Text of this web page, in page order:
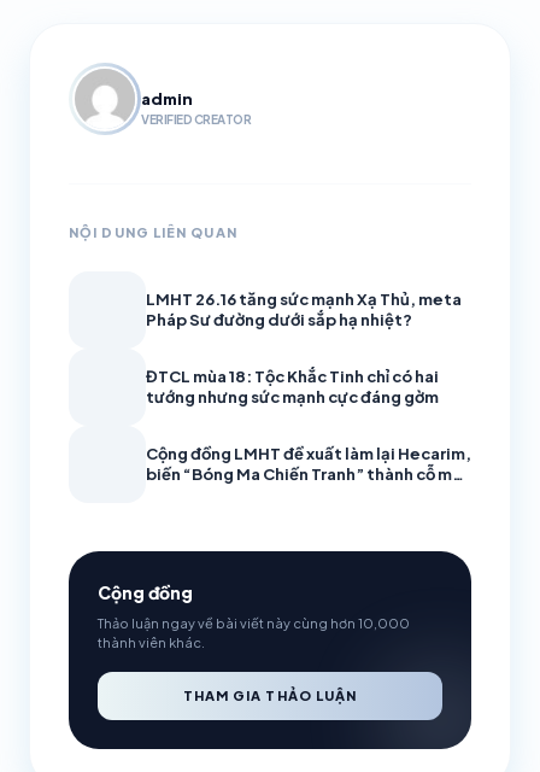
admin
VERIFIED CREATOR
NỘI DUNG LIÊN QUAN
LMHT 26.16 tăng sức mạnh Xạ Thủ, meta
Pháp Sư đường dưới sắp hạ nhiệt?
ĐTCL mùa 18: Tộc Khắc Tinh chỉ có hai
tướng nhưng sức mạnh cực đáng gờm
Cộng đồng LMHT đề xuất làm lại Hecarim,
biến “Bóng Ma Chiến Tranh” thành cỗ máy
Cộng đồng
Thảo luận ngay về bài viết này cùng hơn 10,000
thành viên khác.
THAM GIA THẢO LUẬN